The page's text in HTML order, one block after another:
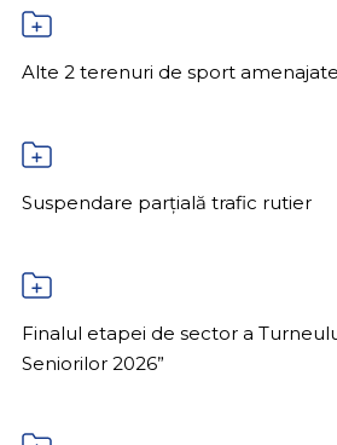
Alte 2 terenuri de sport
Suspendare parțială trafic rutier
Finalul etapei de sector a
Seniorilor 2026”